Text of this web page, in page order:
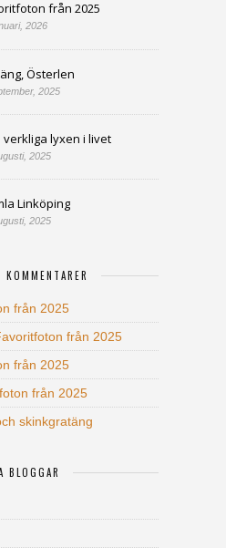
från 2025
2026
Österlen
2025
verkliga lyxen i livet
2025
Linköping
2025
KOMMENTARER
från 2025
från 2025
från 2025
från 2025
skinkgratäng
BLOGGAR